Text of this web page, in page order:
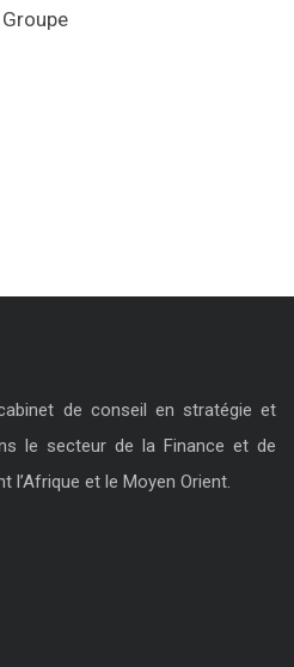
de conseil en stratégie et
le secteur de la Finance et de
l’Afrique et le Moyen Orient.